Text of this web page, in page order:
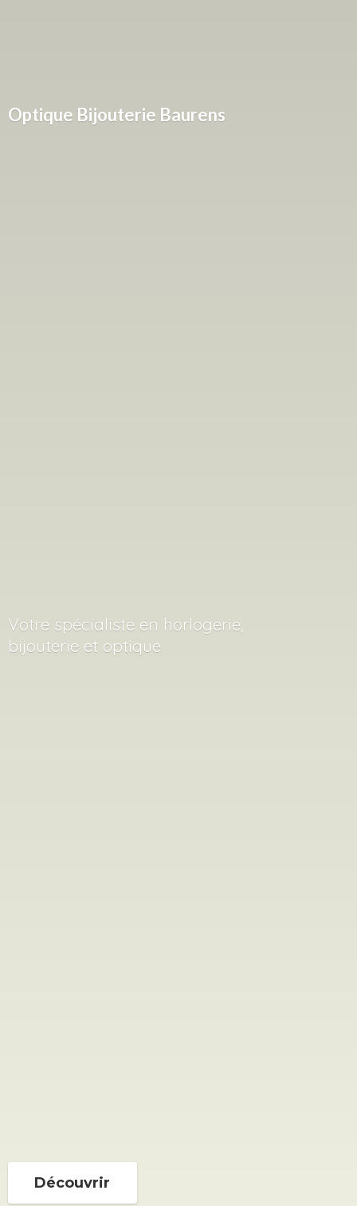
Optique Bijouterie Baurens
Votre spécialiste en horlogerie,
bijouterie et optique
Découvrir